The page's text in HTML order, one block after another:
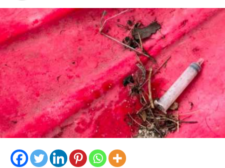
ELICOTTERO
AIB VIGILI
DEL FUOCO
INCENDIO
CASILINA
SUD
PROTEZIONE
CIVILE
PASSO
GENOVESE
INCENDIO
CASILINA
SUD